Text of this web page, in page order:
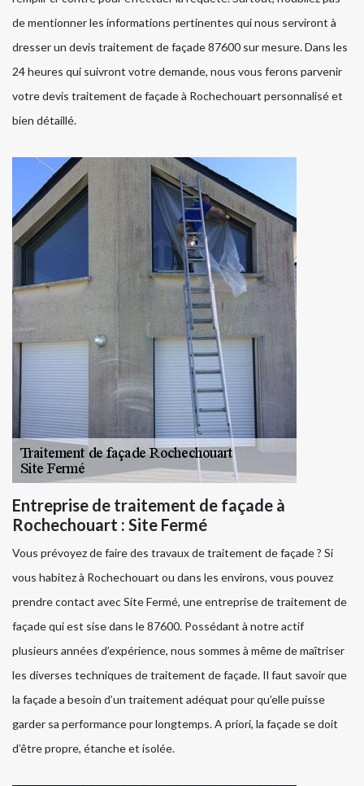
de mentionner les informations pertinentes qui nous serviront à
dresser un devis traitement de façade 87600 sur mesure. Dans les
24 heures qui suivront votre demande, nous vous ferons parvenir
votre devis traitement de façade à Rochechouart personnalisé et
bien détaillé.
Entreprise de traitement de façade à
Rochechouart : Site Fermé
Vous prévoyez de faire des travaux de traitement de façade ? Si
vous habitez à Rochechouart ou dans les environs, vous pouvez
prendre contact avec Site Fermé, une entreprise de traitement de
façade qui est sise dans le 87600. Possédant à notre actif
plusieurs années d’expérience, nous sommes à même de maîtriser
les diverses techniques de traitement de façade. Il faut savoir que
la façade a besoin d’un traitement adéquat pour qu’elle puisse
garder sa performance pour longtemps. A priori, la façade se doit
d’être propre, étanche et isolée.